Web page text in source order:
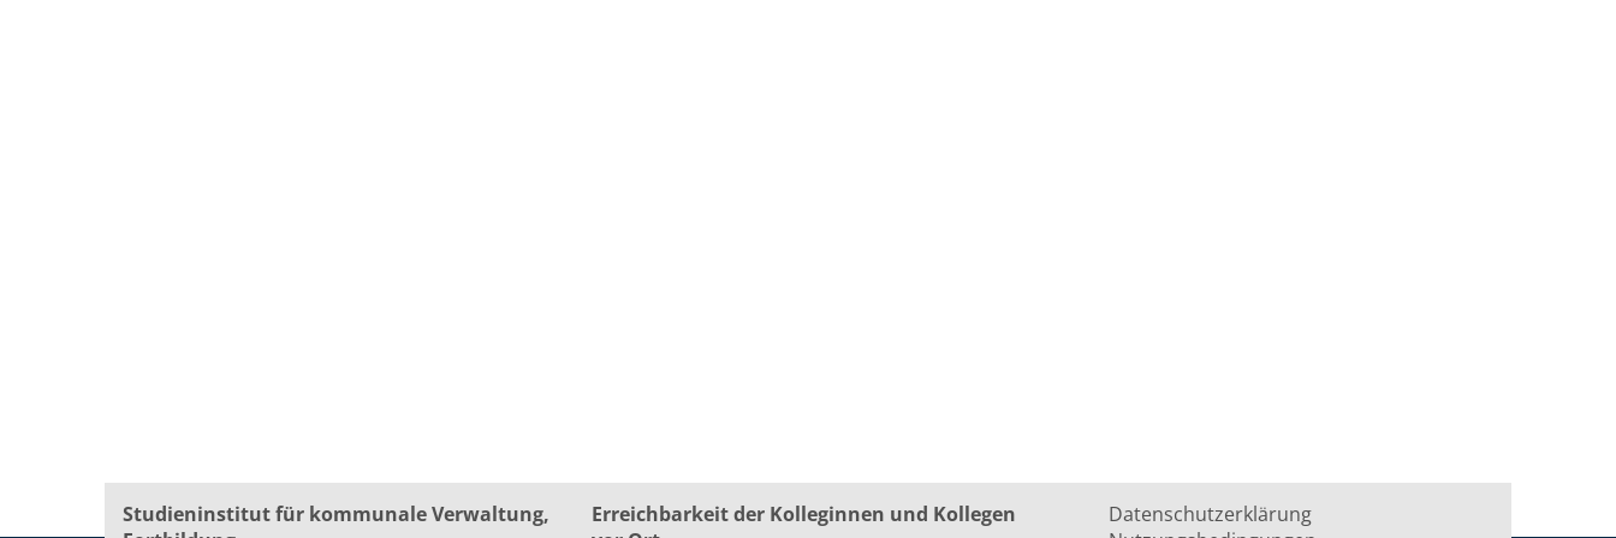
Studieninstitut für kommunale Verwaltung,
Erreichbarkeit der Kolleginnen und Kollegen
Datenschutzerklärung